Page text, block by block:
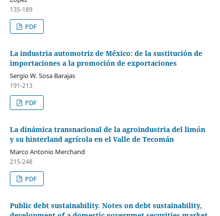
135-189
PDF
La industria automotriz de México: de la sustitución de
importaciones a la promoción de exportaciones
Sergio W. Sosa Barajas
191-213
PDF
La dinámica transnacional de la agroindustria del limón
y su hinterland agrícola en el Valle de Tecomán
Marco Antonio Merchand
215-248
PDF
Public debt sustainability. Notes on debt sustainability,